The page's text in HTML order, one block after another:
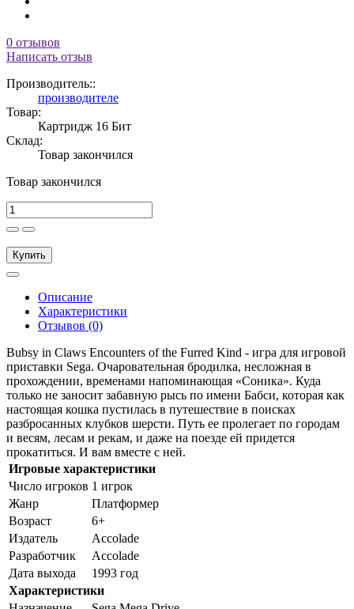
0 отзывов
Написать отзыв
Производитель::
производителе
Товар:
Картридж 16 Бит
Склад:
Товар закончился
Товар закончился
Купить
Описание
Характеристики
Отзывов (0)
Bubsy in Claws Encounters of the Furred Kind - игра для игровой
приставки Sega. Очаровательная бродилка, несложная в
прохождении, временами напоминающая «Соника». Куда
только не заносит забавную рысь по имени Бабси, которая как
настоящая кошка пустилась в путешествие в поисках
разбросанных клубков шерсти. Путь ее пролегает по городам
и весям, лесам и рекам, и даже на поезде ей придется
прокатиться. И вам вместе с ней.
Игровые характеристики
Число игроков 1 игрок
Жанр
Платформер
Возраст
6+
Издатель
Accolade
Разработчик
Accolade
Дата выхода
1993 год
Характеристики